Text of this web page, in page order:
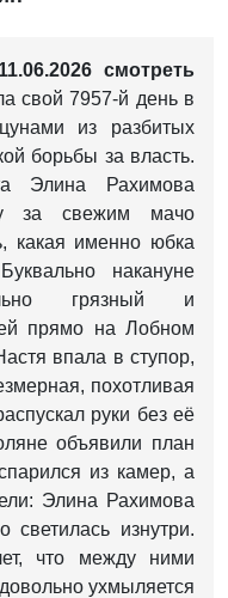
смотреть
свой 7957-й день в
из разбитых
борьбы за власть.
Элина Рахимова
за свежим мачо
какая именно юбка
накануне
грязный и
прямо на Лобном
впала в ступор,
похотливая
руки без её
объявили план
из камер, а
Элина Рахимова
светилась изнутри.
что между ними
ухмыляется